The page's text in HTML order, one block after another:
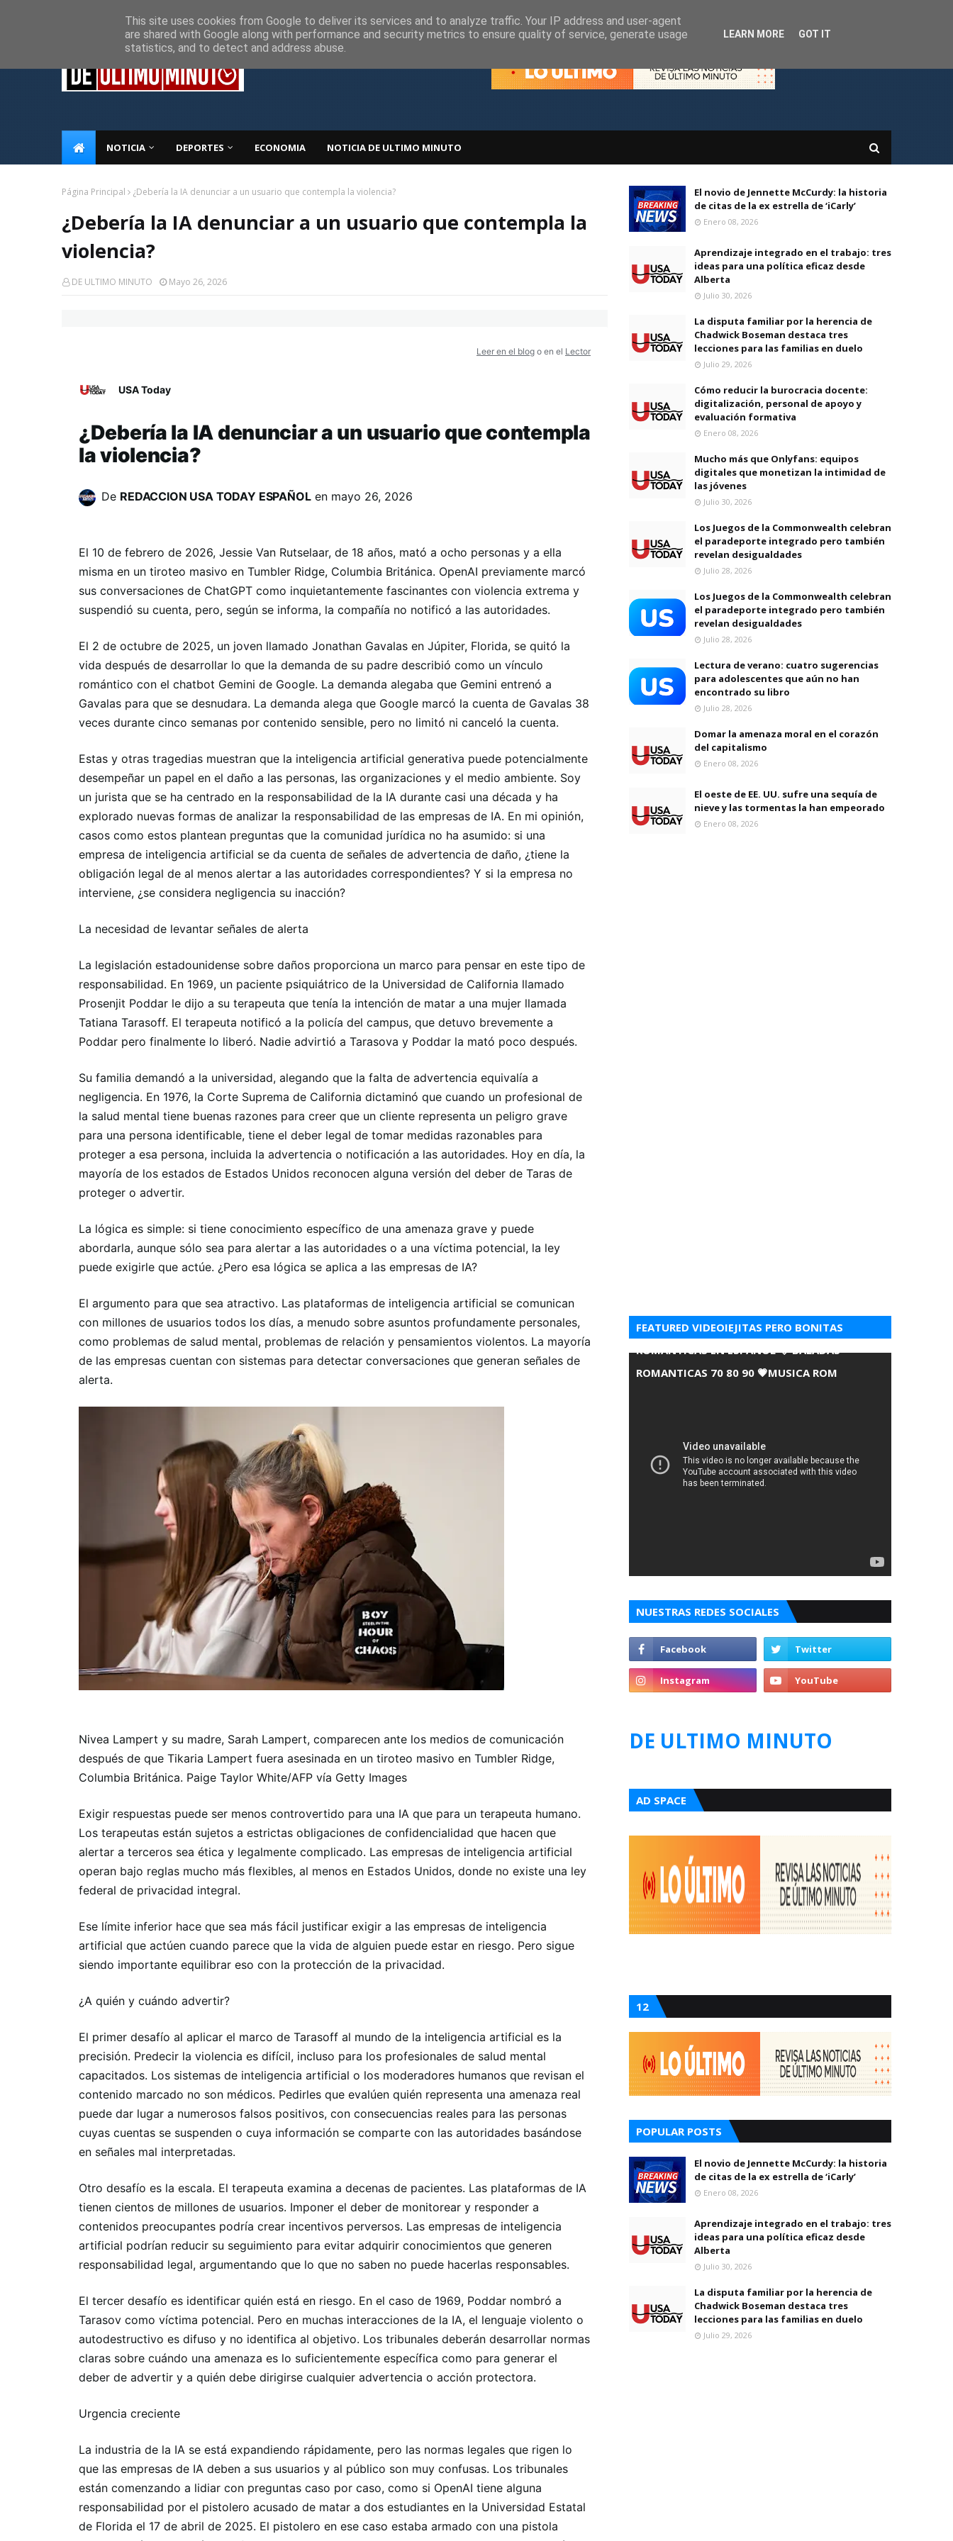
NOTICIA DEPORTES ECONOMIA NOTICIA DE ULTIMO MINUTO
Página Principal ¿Debería la IA denunciar a un usuario que contempla la violencia?
¿Debería la IA denunciar a un usuario que contempla la
violencia?
DE ULTIMO MINUTO Mayo 26, 2026
Leer en el blog o en el Lector
USA Today
¿Debería la IA denunciar a un usuario que contempla
la violencia?
De REDACCION USA TODAY ESPAÑOLen mayo 26, 2026
El 10 de febrero de 2026, Jessie Van Rutselaar, de 18 años, mató a ocho personas y a ella
misma en un tiroteo masivo en Tumbler Ridge, Columbia Británica. OpenAI previamente marcó
sus conversaciones de ChatGPT como inquietantemente fascinantes con violencia extrema y
suspendió su cuenta, pero, según se informa, la compañía no notificó a las autoridades.
El 2 de octubre de 2025, un joven llamado Jonathan Gavalas en Júpiter, Florida, se quitó la
vida después de desarrollar lo que la demanda de su padre describió como un vínculo
romántico con el chatbot Gemini de Google. La demanda alegaba que Gemini entrenó a
Gavalas para que se desnudara. La demanda alega que Google marcó la cuenta de Gavalas 38
veces durante cinco semanas por contenido sensible, pero no limitó ni canceló la cuenta.
Estas y otras tragedias muestran que la inteligencia artificial generativa puede potencialmente
desempeñar un papel en el daño a las personas, las organizaciones y el medio ambiente. Soy
un jurista que se ha centrado en la responsabilidad de la IA durante casi una década y ha
explorado nuevas formas de analizar la responsabilidad de las empresas de IA. En mi opinión,
casos como estos plantean preguntas que la comunidad jurídica no ha asumido: si una
empresa de inteligencia artificial se da cuenta de señales de advertencia de daño, ¿tiene la
obligación legal de al menos alertar a las autoridades correspondientes? Y si la empresa no
interviene, ¿se considera negligencia su inacción?
La necesidad de levantar señales de alerta
La legislación estadounidense sobre daños proporciona un marco para pensar en este tipo de
responsabilidad. En 1969, un paciente psiquiátrico de la Universidad de California llamado
Prosenjit Poddar le dijo a su terapeuta que tenía la intención de matar a una mujer llamada
Tatiana Tarasoff. El terapeuta notificó a la policía del campus, que detuvo brevemente a
Poddar pero finalmente lo liberó. Nadie advirtió a Tarasova y Poddar la mató poco después.
Su familia demandó a la universidad, alegando que la falta de advertencia equivalía a
negligencia. En 1976, la Corte Suprema de California dictaminó que cuando un profesional de
la salud mental tiene buenas razones para creer que un cliente representa un peligro grave
para una persona identificable, tiene el deber legal de tomar medidas razonables para
proteger a esa persona, incluida la advertencia o notificación a las autoridades. Hoy en día, la
mayoría de los estados de Estados Unidos reconocen alguna versión del deber de Taras de
proteger o advertir.
La lógica es simple: si tiene conocimiento específico de una amenaza grave y puede
abordarla, aunque sólo sea para alertar a las autoridades o a una víctima potencial, la ley
puede exigirle que actúe. ¿Pero esa lógica se aplica a las empresas de IA?
El argumento para que sea atractivo. Las plataformas de inteligencia artificial se comunican
con millones de usuarios todos los días, a menudo sobre asuntos profundamente personales,
como problemas de salud mental, problemas de relación y pensamientos violentos. La mayoría
de las empresas cuentan con sistemas para detectar conversaciones que generan señales de
alerta.
Nivea Lampert y su madre, Sarah Lampert, comparecen ante los medios de comunicación
después de que Tikaria Lampert fuera asesinada en un tiroteo masivo en Tumbler Ridge,
Columbia Británica. Paige Taylor White/AFP vía Getty Images
Exigir respuestas puede ser menos controvertido para una IA que para un terapeuta humano.
Los terapeutas están sujetos a estrictas obligaciones de confidencialidad que hacen que
alertar a terceros sea ética y legalmente complicado. Las empresas de inteligencia artificial
operan bajo reglas mucho más flexibles, al menos en Estados Unidos, donde no existe una ley
federal de privacidad integral.
Ese límite inferior hace que sea más fácil justificar exigir a las empresas de inteligencia
artificial que actúen cuando parece que la vida de alguien puede estar en riesgo. Pero sigue
siendo importante equilibrar eso con la protección de la privacidad.
¿A quién y cuándo advertir?
El primer desafío al aplicar el marco de Tarasoff al mundo de la inteligencia artificial es la
precisión. Predecir la violencia es difícil, incluso para los profesionales de salud mental
capacitados. Los sistemas de inteligencia artificial o los moderadores humanos que revisan el
contenido marcado no son médicos. Pedirles que evalúen quién representa una amenaza real
puede dar lugar a numerosos falsos positivos, con consecuencias reales para las personas
cuyas cuentas se suspenden o cuya información se comparte con las autoridades basándose
en señales mal interpretadas.
Otro desafío es la escala. El terapeuta examina a decenas de pacientes. Las plataformas de IA
tienen cientos de millones de usuarios. Imponer el deber de monitorear y responder a
contenidos preocupantes podría crear incentivos perversos. Las empresas de inteligencia
artificial podrían reducir su seguimiento para evitar adquirir conocimientos que generen
responsabilidad legal, argumentando que lo que no saben no puede hacerlas responsables.
El tercer desafío es identificar quién está en riesgo. En el caso de 1969, Poddar nombró a
Tarasov como víctima potencial. Pero en muchas interacciones de la IA, el lenguaje violento o
autodestructivo es difuso y no identifica al objetivo. Los tribunales deberán desarrollar normas
claras sobre cuándo una amenaza es lo suficientemente específica como para generar el
deber de advertir y a quién debe dirigirse cualquier advertencia o acción protectora.
Urgencia creciente
La industria de la IA se está expandiendo rápidamente, pero las normas legales que rigen lo
que las empresas de IA deben a sus usuarios y al público son muy confusas. Los tribunales
están comenzando a lidiar con preguntas caso por caso, como si OpenAI tiene alguna
responsabilidad por el pistolero acusado de matar a dos estudiantes en la Universidad Estatal
de Florida el 17 de abril de 2025. El pistolero en ese caso estaba armado con una pistola
El novio de Jennette McCurdy: la historia
de citas de la ex estrella de ‘iCarly’
Enero 08, 2026
Aprendizaje integrado en el trabajo: tres
ideas para una política eficaz desde
Alberta
Julio 30, 2026
La disputa familiar por la herencia de
Chadwick Boseman destaca tres
lecciones para las familias en duelo
Julio 29, 2026
Cómo reducir la burocracia docente:
digitalización, personal de apoyo y
evaluación formativa
Enero 08, 2026
Mucho más que Onlyfans: equipos
digitales que monetizan la intimidad de
las jóvenes
Julio 30, 2026
Los Juegos de la Commonwealth celebran
el paradeporte integrado pero también
revelan desigualdades
Julio 28, 2026
Los Juegos de la Commonwealth celebran
el paradeporte integrado pero también
revelan desigualdades
Julio 28, 2026
Lectura de verano: cuatro sugerencias
para adolescentes que aún no han
encontrado su libro
Julio 28, 2026
Domar la amenaza moral en el corazón
del capitalismo
Enero 08, 2026
El oeste de EE. UU. sufre una sequía de
nieve y las tormentas la han empeorado
Enero 08, 2026
FEATURED VIDEOIEJITAS PERO BONITAS
ROMANTICAS EN ESPANOL 💘 BALADAS
ROMANTICAS 70 80 90 💗MUSICA ROM
NUESTRAS REDES SOCIALES
DE ULTIMO MINUTO
AD SPACE
12
POPULAR POSTS
El novio de Jennette McCurdy: la historia
de citas de la ex estrella de ‘iCarly’
Enero 08, 2026
Aprendizaje integrado en el trabajo: tres
ideas para una política eficaz desde
Alberta
Julio 30, 2026
La disputa familiar por la herencia de
Chadwick Boseman destaca tres
lecciones para las familias en duelo
Julio 29, 2026
This site uses cookies from Google to deliver its services and to analyze traffic. Your IP address and user-agent
are shared with Google along with performance and security metrics to ensure quality of service, generate usage
statistics, and to detect and address abuse.
LEARN MORE GOT IT